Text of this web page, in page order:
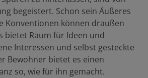
begeistert. Schon sein Äußeres
Konventionen können draußen
bietet Raum für Ideen und
Interessen und selbst gesteckte
Bewohner bietet es einen
so, wie für ihn gemacht.